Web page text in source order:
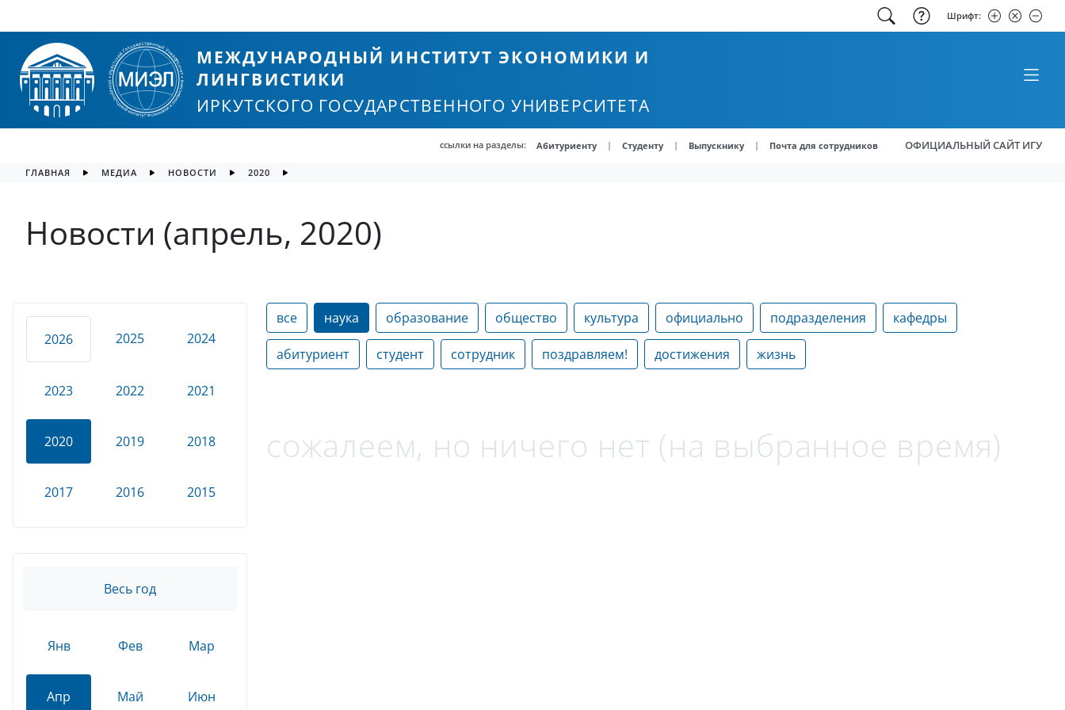
Шрифт:
МЕЖДУНАРОДНЫЙ ИНСТИТУТ ЭКОНОМИКИ И
ЛИНГВИСТИКИ
ИРКУТСКОГО ГОСУДАРСТВЕННОГО УНИВЕРСИТЕТА
ссылки на разделы: Абитуриенту | Студенту | Выпускнику | Почта для сотрудников ОФИЦИАЛЬНЫЙ САЙТ ИГУ
ГЛАВНАЯ МЕДИА НОВОСТИ 2020
Новости (апрель, 2020)
2026 2025 2024
2023 2022 2021
2020 2019 2018
2017 2016 2015
Весь год
Янв Фев Мар
Апр Май Июн
все наука образование общество культура официально подразделения кафедры
абитуриент студент сотрудник поздравляем! достижения жизнь
сожалеем, но ничего нет (на выбранное время)